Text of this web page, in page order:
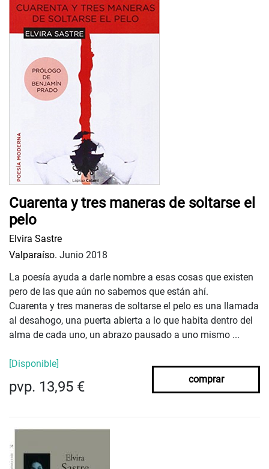
Cuarenta y tres maneras de soltarse el
pelo
Elvira Sastre
Valparaíso. Junio 2018
La poesía ayuda a darle nombre a esas cosas que existen
pero de las que aún no sabemos que están ahí.
Cuarenta y tres maneras de soltarse el pelo es una llamada
al desahogo, una puerta abierta a lo que habita dentro del
alma de cada uno, un abrazo pausado a uno mismo ...
[Disponible]
pvp. 13,95 € comprar